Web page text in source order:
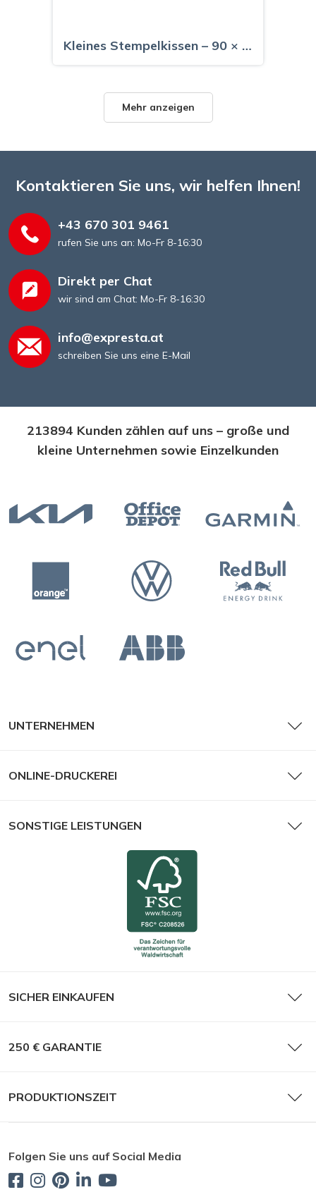
Kleines Stempelkissen – 90 × 50 mm
Stempelfarbe, schwarz
Stempelfarbe, rot
Stempelfarbe, blau
Stempelfarbe, grün
Mehr anzeigen
Kontaktieren Sie uns, wir helfen Ihnen!
+43 670 301 9461
rufen Sie uns an: Mo-Fr 8-16:30
Direkt per Chat
wir sind am Chat: Mo-Fr 8-16:30
info@expresta.at
schreiben Sie uns eine E-Mail
213894 Kunden zählen auf uns – große und
kleine Unternehmen sowie Einzelkunden
UNTERNEHMEN
ONLINE-DRUCKEREI
SONSTIGE LEISTUNGEN
SICHER EINKAUFEN
250 € GARANTIE
PRODUKTIONSZEIT
Folgen Sie uns auf Social Media